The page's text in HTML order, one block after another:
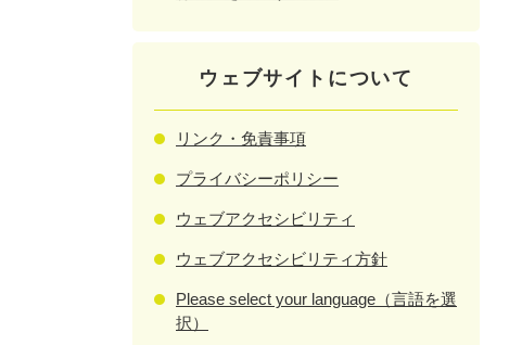
ウェブサイトについて
リンク・免責事項
プライバシーポリシー
ウェブアクセシビリティ
ウェブアクセシビリティ方針
Please select your language（言語を選
択）